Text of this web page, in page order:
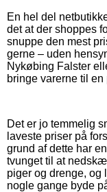
En hel del
det at der shoppes
snuppe den mest
gerne – uden
Nykøbing Falster
bringe varerne til en
Det er jo temmelig
laveste priser på
grund af dette har
tvunget til at
piger og drenge, og
nogle gange byde